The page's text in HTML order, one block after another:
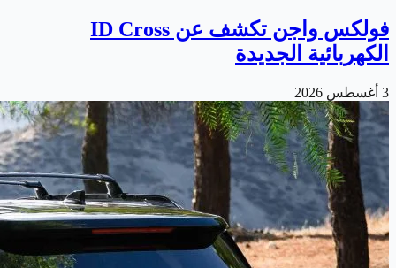
فولكس واجن تكشف عن ID Cross
الكهربائية الجديدة
3 أغسطس 2026